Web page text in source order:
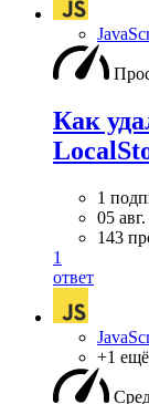
Как
1
05 авг.
143
1
ответ
+1 ещё